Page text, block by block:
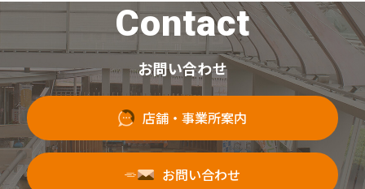
Contact
お問い合わせ
店舗・事業所案内
お問い合わせ